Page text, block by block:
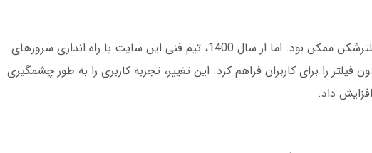
در سال های اولیه، دسترسی به بت گان تنها از طریق فیلترشکن ممکن بود. اما از سال 1400، تیم فنی این سایت با راه اندازی سرورهای
فیلتر را برای کاربران فراهم کرد. این تغییر، تجربه کاربری را به طور چشمگیری